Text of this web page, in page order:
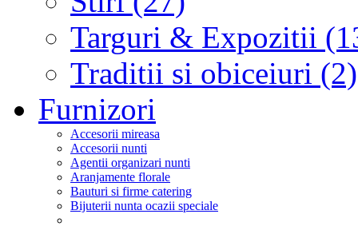
Targuri & Expozitii
Traditii si obiceiuri (2)
Furnizori
Accesorii mireasa
Accesorii nunti
Agentii organizari nunti
Aranjamente florale
Bauturi si firme catering
Bijuterii nunta ocazii speciale